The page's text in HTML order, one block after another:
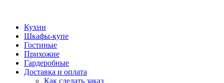
Кухни
Шкафы-купе
Гостиные
Прихожие
Гардеробные
Доставка и оплата
Как сделать заказ